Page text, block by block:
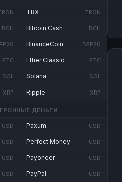
BCH
ETC
SOL
XRP
TRX TRON
Bitcoin Cash BCH
BinanceCoin BEP20
Ether Classic ETC
Solana SOL
Ripple XRP
ДЕНЬГИ
USD
USD
USD
USD
Paxum USD
Perfect Money USD
Payoneer USD
PayPal USD